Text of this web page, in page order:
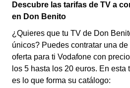
Descubre las tarifas de TV a
en Don Benito
¿Quieres que tu TV de Don
únicos? Puedes contratar una
oferta para ti Vodafone con
los 5 hasta los 20 euros. En
es lo que forma su catálogo: